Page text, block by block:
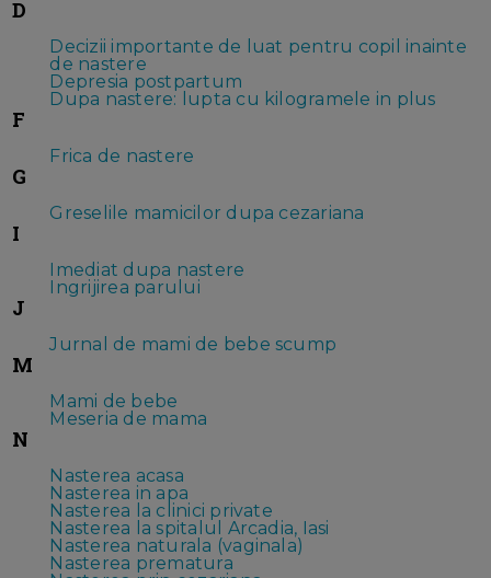
D
Decizii importante de luat pentru copil inainte
de nastere
Depresia postpartum
Dupa nastere: lupta cu kilogramele in plus
F
Frica de nastere
G
Greselile mamicilor dupa cezariana
I
Imediat dupa nastere
Ingrijirea parului
J
Jurnal de mami de bebe scump
M
Mami de bebe
Meseria de mama
N
Nasterea acasa
Nasterea in apa
Nasterea la clinici private
Nasterea la spitalul Arcadia, Iasi
Nasterea naturala (vaginala)
Nasterea prematura